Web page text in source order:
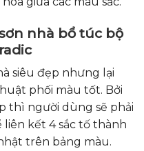
nhà bổ túc bộ
siêu đẹp nhưng lại
phối màu tốt. Bởi
thì người dùng sẽ phải
liên kết 4 sắc tố thành
trên bảng màu.